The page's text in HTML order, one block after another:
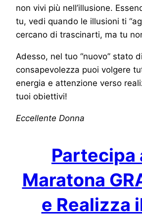
non vivi più nell’illusione.
tu, vedi quando le illusioni ti
cercano di trascinarti, ma tu
Adesso, nel tuo “nuovo” stato di
consapevolezza puoi volgere
energia e attenzione verso
tuoi obiettivi!
Eccellente Donna
Partecipa
Maratona
e Realizza